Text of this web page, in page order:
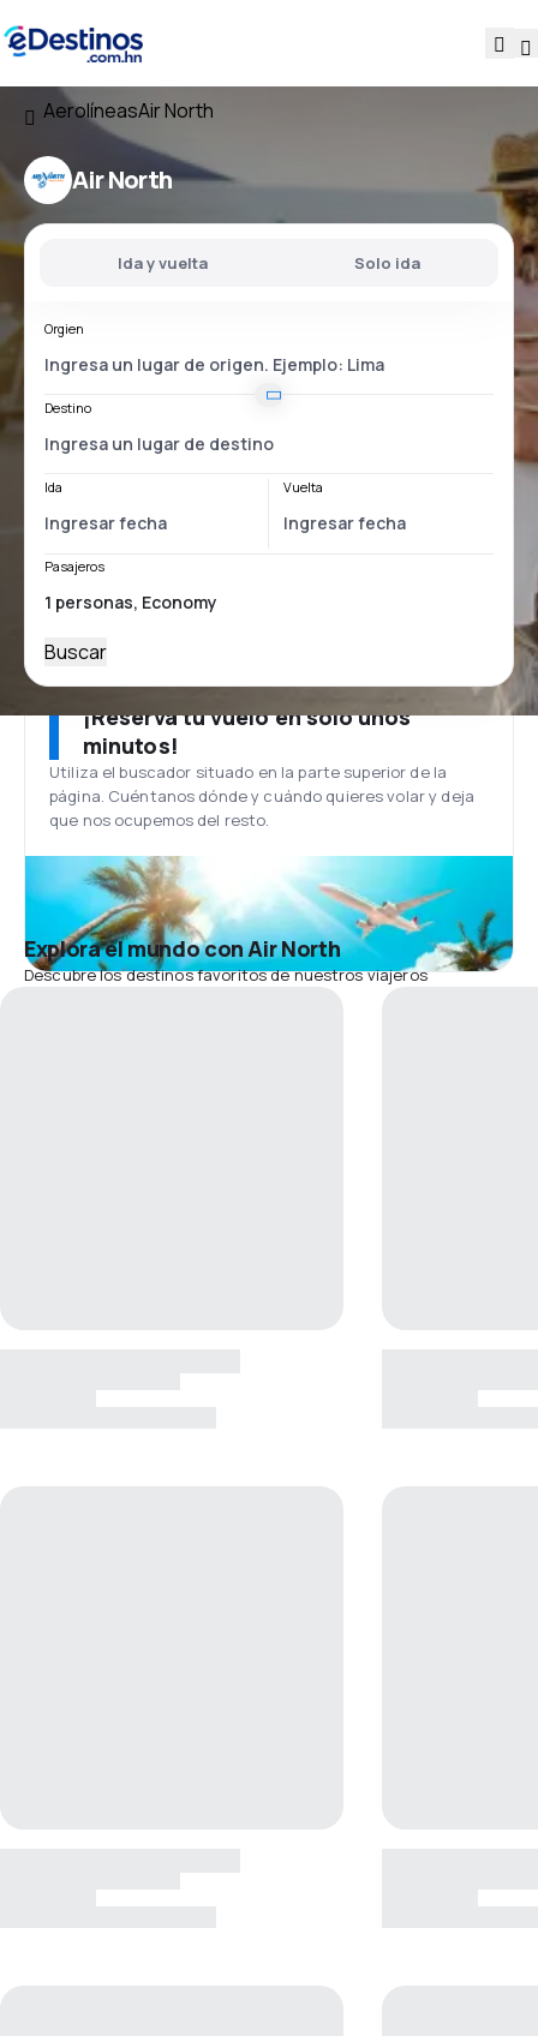
AerolíneasAir North
Air North
Ida y vuelta Solo ida
Orgien
Destino
Ida Vuelta
Pasajeros
Buscar
¡Reserva tu vuelo en solo unos
minutos!
Utiliza el buscador situado en la parte superior de la
página. Cuéntanos dónde y cuándo quieres volar y deja
que nos ocupemos del resto.
Explora el mundo con Air North
Descubre los destinos favoritos de nuestros viajeros